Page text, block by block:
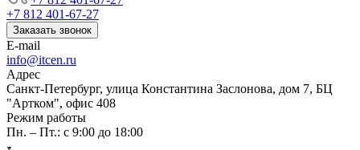
+7 812 401-67-27
Заказать звонок
E-mail
info@itcen.ru
Адрес
Санкт-Петербург, улица Константина Заслонова, дом 7, БЦ
"Артком", офис 408
Режим работы
Пн. – Пт.: с 9:00 до 18:00